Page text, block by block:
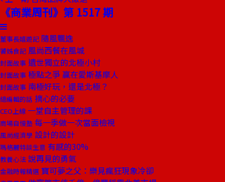
《商業周刊》第 1517 期
董事長嬉遊記 隨風飄逸
饕姊食記 風尚西餐在風城
封面故事 遺世獨立的北極小村
封面故事 極點之爭 贏在愛斯基摩人
封面故事 南極好玩，還是北極？
總編輯的話 摘心的必要
CEO上線 一堂自主管理的課
商場自慢塾 每一季做一次當面檢視
風尚經濟學 設計的設計
瑪格麗特談生意 有感的30%
教養心法 說再見的勇氣
金融時報精選 寶可夢之父：樂見瘋狂現象冷卻